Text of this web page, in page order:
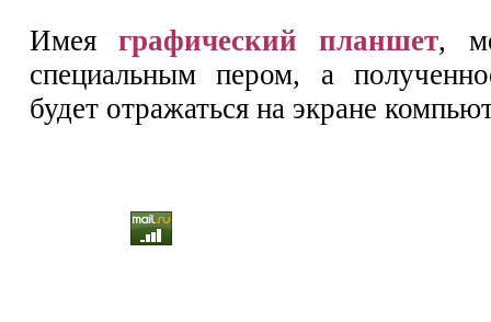
Имеяграфический планшет,
специальным пером, а
будет отражаться на экране